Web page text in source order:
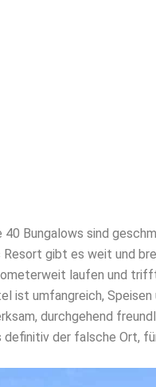
40 Bungalows sind
Resort gibt es weit und
laufen und
ist umfangreich,
durchgehend
definitiv der falsche Ort,